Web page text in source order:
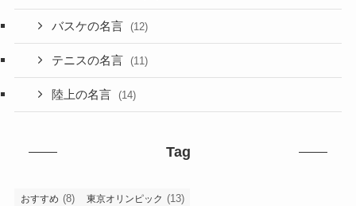
バスケの名言 (12)
テニスの名言 (11)
陸上の名言 (14)
Tag
おすすめ (8) 東京オリンピック (13)